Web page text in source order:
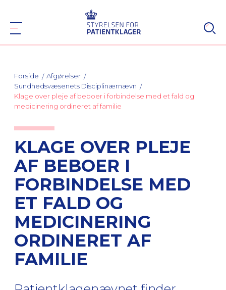
Forside
Afgørelser
Sundhedsvæsenets Disciplinærnævn
Klage over pleje af beboer i forbindelse med et fald og
medicinering ordineret af familie
KLAGE OVER PLEJE
AF BEBOER I
FORBINDELSE MED
ET FALD OG
MEDICINERING
ORDINERET AF
FAMILIE